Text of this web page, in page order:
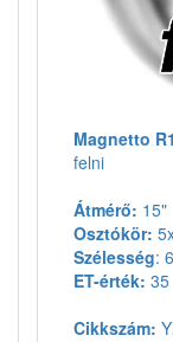
Magnetto
felni
Átmérő: 15"
Osztókör:
Szélesség:
ET-érték: 35
Cikkszám: